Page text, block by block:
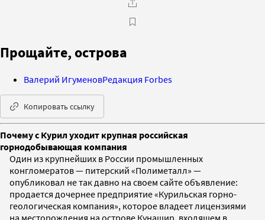
Прощайте, острова
Валерий ИгуменовРедакция Forbes
Копировать ссылку
Почему с Курил уходит крупная российская
горнодобывающая компания
Один из крупнейших в России промышленных
конгломератов — питерский «Полиметалл» —
опубликовал не так давно на своем сайте объявление:
продается дочернее предприятие «Курильская горно-
геологическая компания», которое владеет лицензиями
на месторождения на острове Кунашир, входящем в